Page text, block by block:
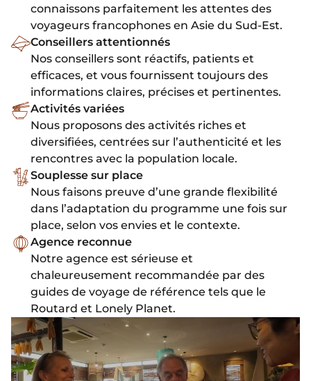
connaissons parfaitement les attentes des
voyageurs francophones en Asie du Sud-Est.
Conseillers attentionnés
Nos conseillers sont réactifs, patients et
efficaces, et vous fournissent toujours des
informations claires, précises et pertinentes.
Activités variées
Nous proposons des activités riches et
diversifiées, centrées sur l’authenticité et les
rencontres avec la population locale.
Souplesse sur place
Nous faisons preuve d’une grande flexibilité
dans l’adaptation du programme une fois sur
place, selon vos envies et le contexte.
Agence reconnue
Notre agence est sérieuse et
chaleureusement recommandée par des
guides de voyage de référence tels que le
Routard et Lonely Planet.